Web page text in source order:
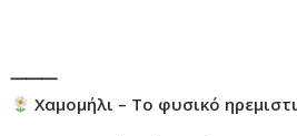
⸻
Χαμομήλι – Το φυσικό